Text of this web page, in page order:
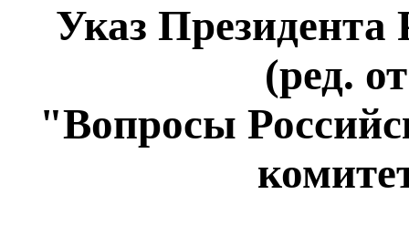
Указ Президента
(ред.
"Вопросы